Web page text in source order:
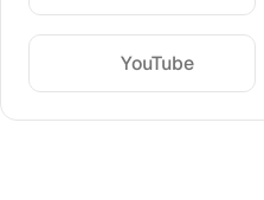
YouTube